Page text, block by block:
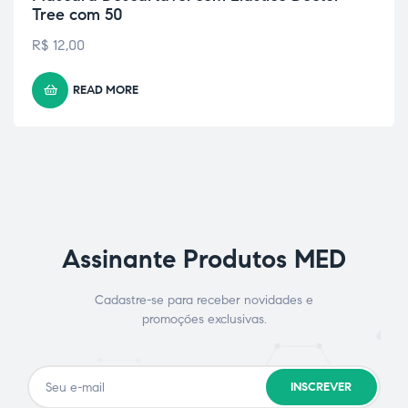
Tree com 50
R$ 12,00
READ MORE
Assinante Produtos MED
Cadastre-se para receber novidades e
promoções exclusivas.
INSCREVER